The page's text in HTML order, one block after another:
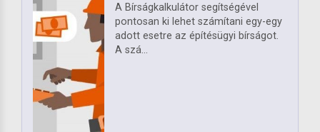
A Bírságkalkulátor segítségével
pontosan ki lehet számítani egy-egy
adott esetre az építésügyi bírságot.
A szá...